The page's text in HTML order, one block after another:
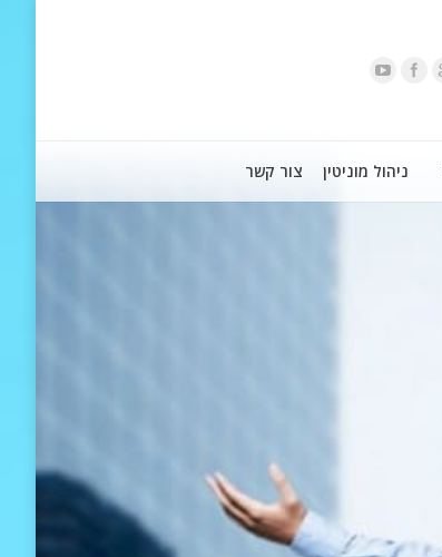
ניהול מוניטין צור קשר